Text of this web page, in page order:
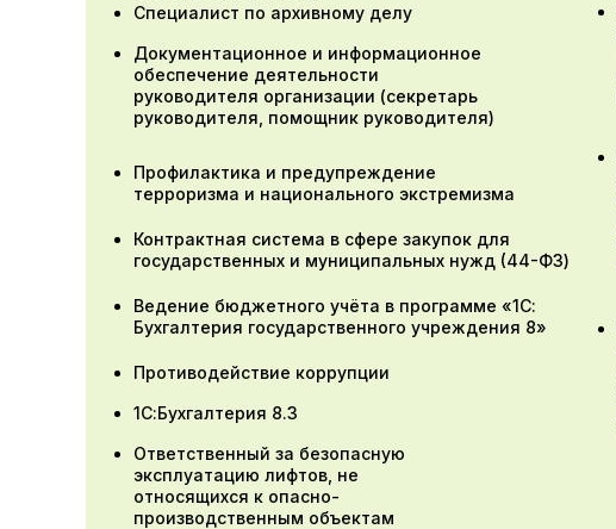
Специалист по архивному делу
Документационное и информационное
обеспечение деятельности
руководителя организации (секретарь
руководителя, помощник руководителя)
Профилактика и предупреждение
терроризма и национального экстремизма
Контрактная система в сфере закупок для
государственных и муниципальных нужд (44-ФЗ)
Ведение бюджетного учёта в программе «1С:
Бухгалтерия государственного учреждения 8»
Противодействие коррупции
1С:Бухгалтерия 8.3
Ответственный за безопасную
эксплуатацию лифтов, не
относящихся к опасно-
производственным объектам